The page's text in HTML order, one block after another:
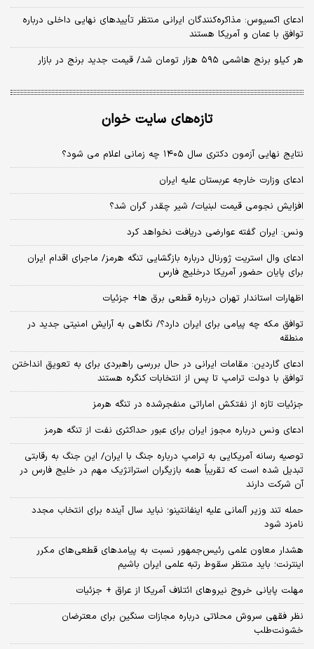
ادعای اکسیوس: مذاکره‌کنندگان ایرانی منتظر تأییدهای نهایی داخلی درباره
توافق با عمان و آمریکا هستند
هر کیلو برنج هاشمی ۵۹۵ هزار تومان شد/ قیمت جدید برنج در بازار
تازه‌های سایت خوان
نتایج نهایی آزمون دکتری سال ۱۴۰۵ چه زمانی اعلام می شود؟
ادعای وزارت خارجه عربستان علیه ایران
افزایش نجومی قیمت لبنیات/ شیر چقدر گران شد؟
ونس: ایران گفته عوارضی دریافت نخواهد کرد
ادعای وال استریت ژورنال درباره بازگشایی تنگه هرمز/ ماجرای اقدام ایران
برای پایان حضور آمریکا درخلیج فارس
اظهارات استاندار تهران درباره قطعی برق ها+ جزئیات
توافق مکه چه پیامی برای ایران دارد؟/ نگاهی به آرایش امنیتی جدید در
منطقه
ادعای گاردین: مقامات ایرانی در حال بررسی راهبردی برای به تعویق انداختن
توافق با دولت ترامپ تا پس از انتخابات کنگره هستند
جزئیات تازه از نفتکش اماراتی منفجرشده در تنگه هرمز
ادعای ونس درباره مجوز ایران برای عبور حداکثری نفت از تنگه هرمز
توصیه رسانه آمریکایی به ترامپ درباره جنگ با ایران/ این جنگ به رقابتی
تبدیل شده است که تقریباً همه بازیگران استراتژیک مهم در خلیج فارس در
آن شرکت دارند
حمله تند وزیر آلمانی علیه اینفانتینو؛ نباید سال آینده برای انتخاب مجدد
نامزد شود
هشدار معاون علمی رئیس‌جمهور نسبت به پیامدهای قطعی‌های مکرر
اینترنت؛ باید منتظر سقوط رتبه علمی ایران باشیم
مهلت پایانی خروج نیروهای ائتلاف آمریکا از عراق + جزئیات
نظر فقهی سروش محلاتی درباره مجازات سنگین برای معترضان
خشونت‌طلب